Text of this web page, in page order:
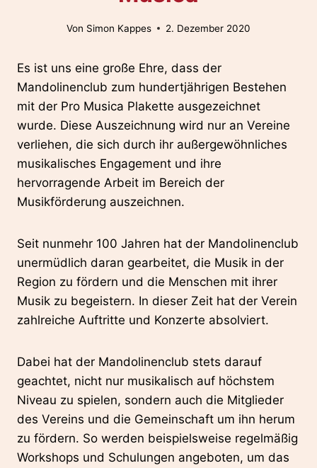
Von Simon Kappes 2. Dezember 2020
Es ist uns eine große Ehre, dass der
Mandolinenclub zum hundertjährigen Bestehen
mit der Pro Musica Plakette ausgezeichnet
wurde. Diese Auszeichnung wird nur an Vereine
verliehen, die sich durch ihr außergewöhnliches
musikalisches Engagement und ihre
hervorragende Arbeit im Bereich der
Musikförderung auszeichnen.
Seit nunmehr 100 Jahren hat der Mandolinenclub
unermüdlich daran gearbeitet, die Musik in der
Region zu fördern und die Menschen mit ihrer
Musik zu begeistern. In dieser Zeit hat der Verein
zahlreiche Auftritte und Konzerte absolviert.
Dabei hat der Mandolinenclub stets darauf
geachtet, nicht nur musikalisch auf höchstem
Niveau zu spielen, sondern auch die Mitglieder
des Vereins und die Gemeinschaft um ihn herum
zu fördern. So werden beispielsweise regelmäßig
Workshops und Schulungen angeboten, um das